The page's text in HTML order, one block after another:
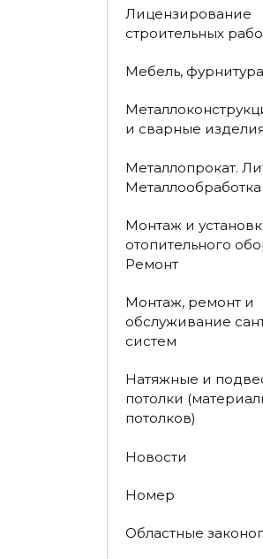
Лицензирование
строительных
Мебель, фурнитура
и сварные
Металлопрокат.
Металлообработка
Монтаж и
отопительного
Ремонт
Монтаж, ремонт и
обслуживание
систем
Натяжные и
потолки
потолков)
Новости
Номер
Областные